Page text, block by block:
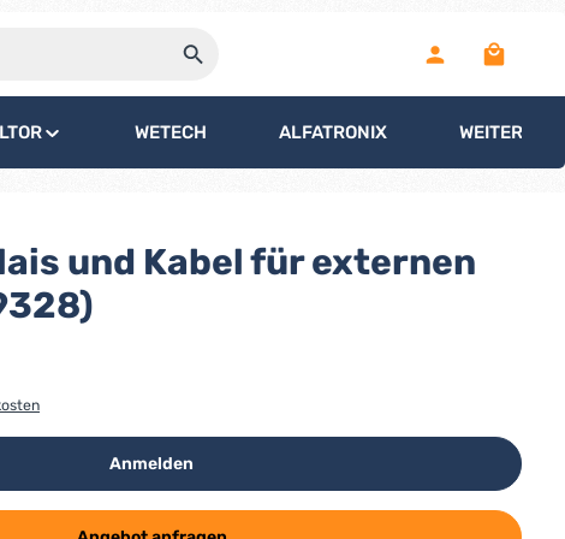
WETECH ALFATRONIX WEITERE
und Kabel für externen
Anmelden